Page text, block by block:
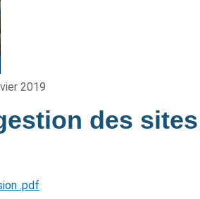
2019
des
.pdf